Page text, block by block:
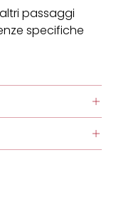
passaggi
specifiche